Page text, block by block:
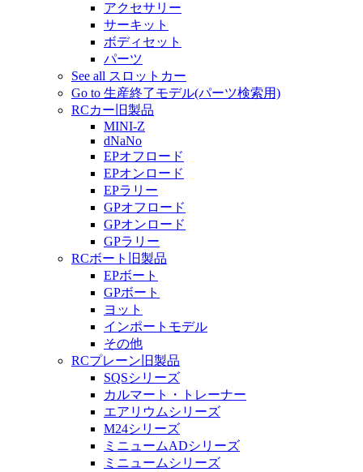
アクセサリー
サーキット
ボディセット
パーツ
See all スロットカー
Go to 生産終了モデル(パーツ検索用)
RCカー旧製品
MINI-Z
dNaNo
EPオフロード
EPオンロード
EPラリー
GPオフロード
GPオンロード
GPラリー
RCボート旧製品
EPボート
GPボート
ヨット
インポートモデル
その他
RCプレーン旧製品
SQSシリーズ
カルマート・トレーナー
エアリウムシリーズ
M24シリーズ
ミニュームADシリーズ
ミニュームシリーズ